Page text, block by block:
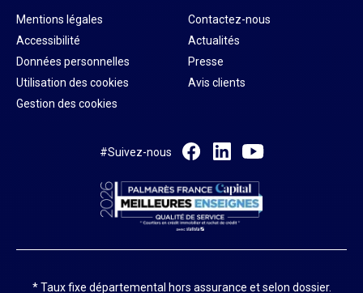
Mentions légales
Accessibilité
Données personnelles
Utilisation des cookies
Gestion des cookies
Contactez-nous
Actualités
Presse
Avis clients
#Suivez-nous
* Taux fixe départemental hors assurance et selon dossier.